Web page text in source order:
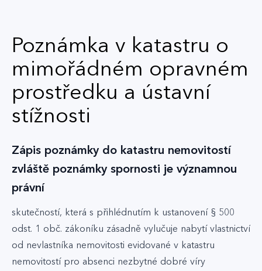
Poznámka v katastru o
mimořádném opravném
prostředku a ústavní
stížnosti
Zápis poznámky do katastru nemovitostí
zvláště poznámky spornosti je významnou
právní
skutečností, která s přihlédnutím k ustanovení § 500
odst. 1 obč. zákoníku zásadně vylučuje nabytí vlastnictví
od nevlastníka nemovitosti evidované v katastru
nemovitostí pro absenci nezbytné dobré víry